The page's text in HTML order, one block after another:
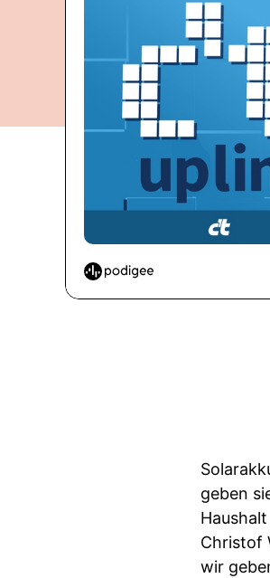
geben
Christof
wir